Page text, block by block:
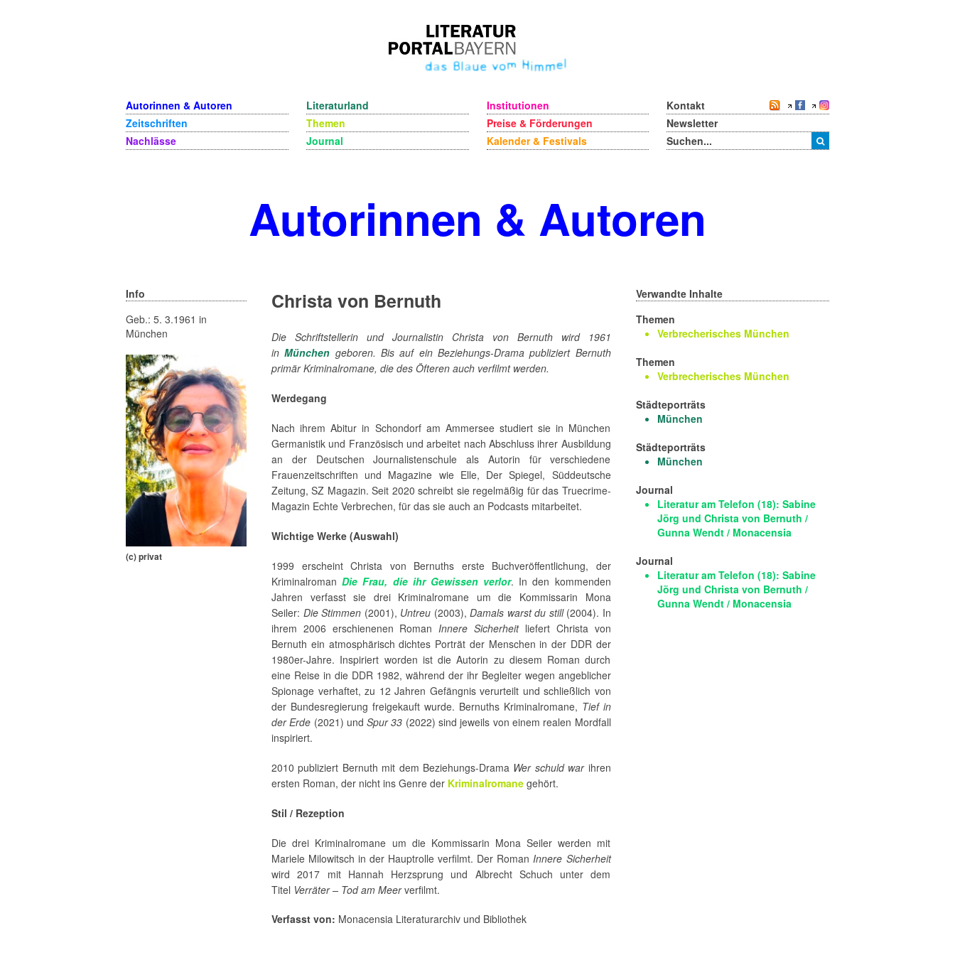
Autorinnen & Autoren
Zeitschriften
Nachlässe
Literaturland
Themen
Journal
Institutionen
Preise & Förderungen
Kalender & Festivals
Kontakt
Newsletter
Autorinnen & Autoren
Info
Geb.: 5. 3.1961 in
München
(c) privat
Christa von Bernuth
Die Schriftstellerin und Journalistin Christa von Bernuth wird 1961
inMünchen geboren. Bis auf ein Beziehungs-Drama publiziert Bernuth
primär Kriminalromane, die des Öfteren auch verfilmt werden.
Werdegang
Nach ihrem Abitur in Schondorf am Ammersee studiert sie in München
Germanistik und Französisch und arbeitet nach Abschluss ihrer Ausbildung
an der Deutschen Journalistenschule als Autorin für verschiedene
Frauenzeitschriften und Magazine wie Elle, Der Spiegel, Süddeutsche
Zeitung, SZ Magazin. Seit 2020 schreibt sie regelmäßig für das Truecrime-
Magazin Echte Verbrechen, für das sie auch an Podcasts mitarbeitet.
Wichtige Werke (Auswahl)
1999 erscheint Christa von Bernuths erste Buchveröffentlichung, der
KriminalromanDie Frau, die ihr Gewissen verlor. In den kommenden
Jahren verfasst sie drei Kriminalromane um die Kommissarin Mona
Seiler: Die Stimmen (2001), Untreu (2003), Damals warst du still(2004). In
ihrem 2006 erschienenen RomanInnere Sicherheitliefert Christa von
Bernuth ein atmosphärisch dichtes Porträt der Menschen in der DDR der
1980er-Jahre. Inspiriert worden ist die Autorin zu diesem Roman durch
eine Reise in die DDR 1982, während der ihr Begleiter wegen angeblicher
Spionage verhaftet, zu 12 Jahren Gefängnis verurteilt und schließlich von
der Bundesregierung freigekauft wurde. Bernuths Kriminalromane, Tief in
der Erde (2021) undSpur 33 (2022) sind jeweils von einem realen Mordfall
inspiriert.
2010 publiziert Bernuth mit dem Beziehungs-Drama Wer schuld war ihren
ersten Roman, der nicht ins Genre der Kriminalromane gehört.
Stil / Rezeption
Die drei Kriminalromane um die Kommissarin Mona Seiler werden mit
Mariele Milowitsch in der Hauptrolle verfilmt. Der RomanInnere Sicherheit
wird 2017 mit Hannah Herzsprung und Albrecht Schuch unter dem
Titel Verräter – Tod am Meerverfilmt.
Verfasst von: Monacensia Literaturarchiv und Bibliothek
Verwandte Inhalte
Themen
Verbrecherisches München
Themen
Verbrecherisches München
Städteporträts
München
Städteporträts
München
Journal
Literatur am Telefon (18): Sabine
Jörg und Christa von Bernuth /
Gunna Wendt / Monacensia
Journal
Literatur am Telefon (18): Sabine
Jörg und Christa von Bernuth /
Gunna Wendt / Monacensia